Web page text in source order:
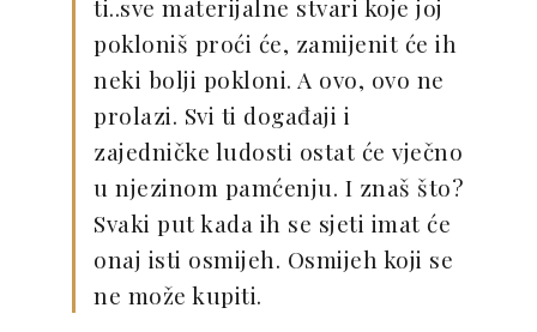
ti..sve materijalne stvari koje joj
pokloniš proći će, zamijenit će ih
neki bolji pokloni. A ovo, ovo ne
prolazi. Svi ti događaji i
zajedničke ludosti ostat će vječno
u njezinom pamćenju. I znaš što?
Svaki put kada ih se sjeti imat će
onaj isti osmijeh. Osmijeh koji se
ne može kupiti.